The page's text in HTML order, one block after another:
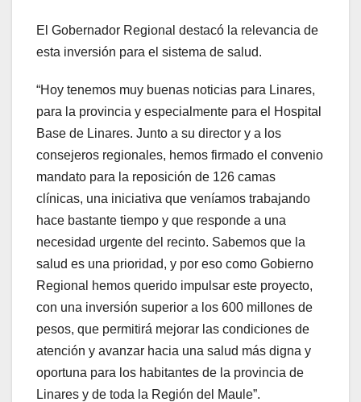
El Gobernador Regional destacó la relevancia de
esta inversión para el sistema de salud.
“Hoy tenemos muy buenas noticias para Linares,
para la provincia y especialmente para el Hospital
Base de Linares. Junto a su director y a los
consejeros regionales, hemos firmado el convenio
mandato para la reposición de 126 camas
clínicas, una iniciativa que veníamos trabajando
hace bastante tiempo y que responde a una
necesidad urgente del recinto. Sabemos que la
salud es una prioridad, y por eso como Gobierno
Regional hemos querido impulsar este proyecto,
con una inversión superior a los 600 millones de
pesos, que permitirá mejorar las condiciones de
atención y avanzar hacia una salud más digna y
oportuna para los habitantes de la provincia de
Linares y de toda la Región del Maule”.